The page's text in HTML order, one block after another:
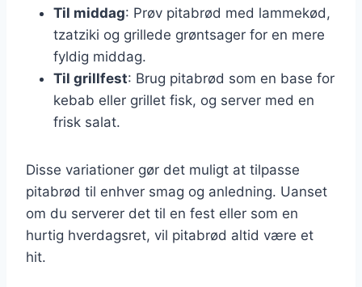
Til middag: Prøv pitabrød med lammekød,
tzatziki og grillede grøntsager for en mere
fyldig middag.
Til grillfest: Brug pitabrød som en base for
kebab eller grillet fisk, og server med en
frisk salat.
Disse variationer gør det muligt at tilpasse
pitabrød til enhver smag og anledning. Uanset
om du serverer det til en fest eller som en
hurtig hverdagsret, vil pitabrød altid være et
hit.